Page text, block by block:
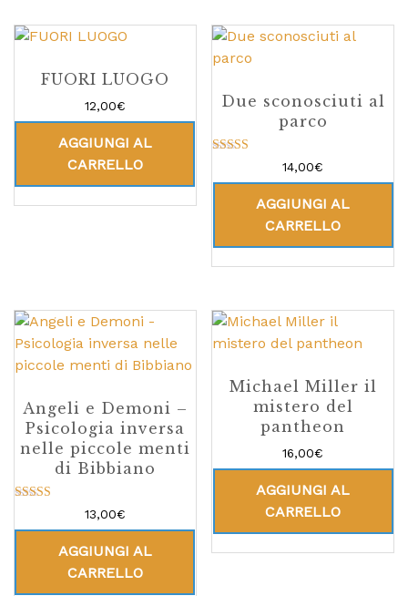
FUORI LUOGO
12,00€
AGGIUNGI AL
CARRELLO
Due sconosciuti al
parco
su 5
14,00€
AGGIUNGI AL
CARRELLO
Angeli e Demoni –
Psicologia inversa
nelle piccole menti
di Bibbiano
su 5
13,00€
AGGIUNGI AL
CARRELLO
Michael Miller il
mistero del
pantheon
16,00€
AGGIUNGI AL
CARRELLO